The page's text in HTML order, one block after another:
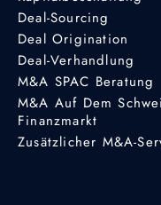
Deal-Sourcing
Deal Origination
Deal-Verhandlung
M&A SPAC Beratung
M&A Auf Dem
Finanzmarkt
Zusätzlicher M&A-